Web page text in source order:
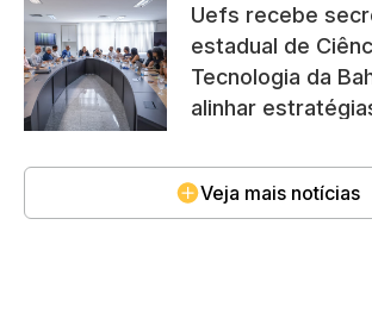
Uefs recebe
estadual de
Tecnologia da
alinhar
Veja mais notícias